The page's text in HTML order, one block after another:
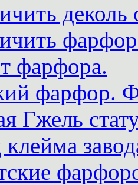
фарфора.
фарфор.
Гжель
клейма